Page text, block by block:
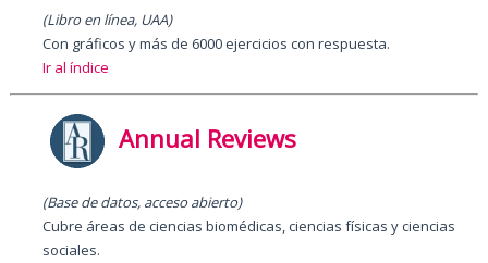
(Libro en línea, UAA)
Con gráficos y más de 6000 ejercicios con respuesta.
Ir al índice
Annual Reviews
(Base de datos, acceso abierto)
Cubre áreas de ciencias biomédicas, ciencias físicas y ciencias
sociales.